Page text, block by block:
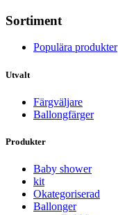
Sortiment
Populära produkter
Utvalt
Färgväljare
Ballongfärger
Produkter
Baby shower
kit
Okategoriserad
Ballonger